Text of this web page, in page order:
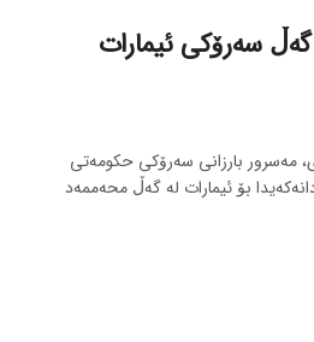
گەڵ سەرۆکی ئیمارات
مەسرور بارزانی سەرۆکی حکومەتی
بۆ ئیمارات لە گەڵ محەممەد